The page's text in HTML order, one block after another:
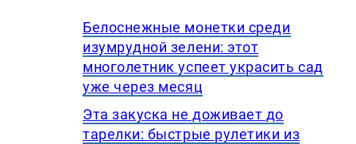
Белоснежные монетки среди
изумрудной зелени: этот
многолетник успеет украсить сад
уже через месяц
Эта закуска не доживает до
тарелки: быстрые рулетики из